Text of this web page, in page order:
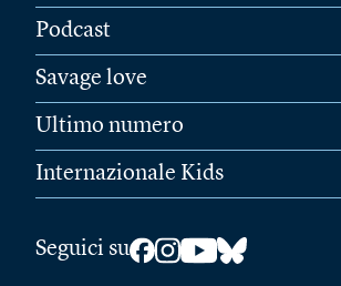
Podcast
Savage love
Ultimo numero
Internazionale Kids
Seguici su